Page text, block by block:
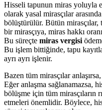
Hisseli tapunun miras yoluyla
olarak yasal mirasçılar arasında
bölüştürülür. Bütün mirasçılar,
bir mirasçıya, miras hakkı
Bu süreçte miras vergisi
Bu işlem bittiğinde, tapu
ayrı ayrı işlenir.
Bazen tüm mirasçılar
Eğer anlaşma sağlanamazsa,
bölüşme için tüm mirasçıların
etmeleri önemlidir. Böylece,